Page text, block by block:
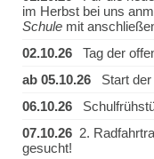
im Herbst bei uns
Schule mit
02.10.26 Tag der
ab 05.10.26 Start
06.10.26
07.10.26 2.
gesucht!